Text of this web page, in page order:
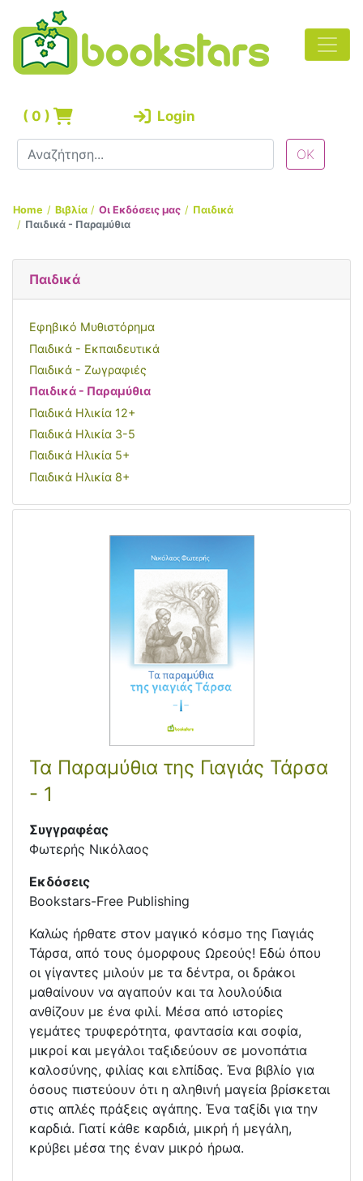
( 0 ) Login
Home Βιβλία Οι Εκδόσεις μας
Παιδικά
Παιδικά - Παραμύθια
Παιδικά
Εφηβικό Μυθιστόρημα
Παιδικά - Εκπαιδευτικά
Παιδικά - Ζωγραφιές
Παιδικά - Παραμύθια
Παιδικά Ηλικία 12+
Παιδικά Ηλικία 3-5
Παιδικά Ηλικία 5+
Παιδικά Ηλικία 8+
Τα Παραμύθια της Γιαγιάς Τάρσα
- 1
Συγγραφέας
Φωτερής Νικόλαος
Εκδόσεις
Bookstars-Free Publishing
Καλώς ήρθατε στον μαγικό κόσμο της Γιαγιάς
Τάρσα, από τους όμορφους Ωρεούς! Εδώ όπου
οι γίγαντες μιλούν με τα δέντρα, οι δράκοι
μαθαίνουν να αγαπούν και τα λουλούδια
ανθίζουν με ένα φιλί. Μέσα από ιστορίες
γεμάτες τρυφερότητα, φαντασία και σοφία,
μικροί και μεγάλοι ταξιδεύουν σε μονοπάτια
καλοσύνης, φιλίας και ελπίδας. Ένα βιβλίο για
όσους πιστεύουν ότι η αληθινή μαγεία βρίσκεται
στις απλές πράξεις αγάπης. Ένα ταξίδι για την
καρδιά. Γιατί κάθε καρδιά, μικρή ή μεγάλη,
κρύβει μέσα της έναν μικρό ήρωα.